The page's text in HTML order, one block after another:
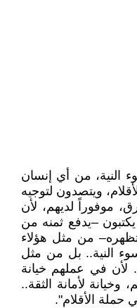
النية، من أي إنسان
ويتصدون لتوجيه
موفوراً لديهم، لأن
–يدفع ثمنه من
من مثل هؤلاء
النية.. بل من مثل
لأن في عملهم خيانة
وخيانة لأمانة الثقة..
حملة الأقلام".